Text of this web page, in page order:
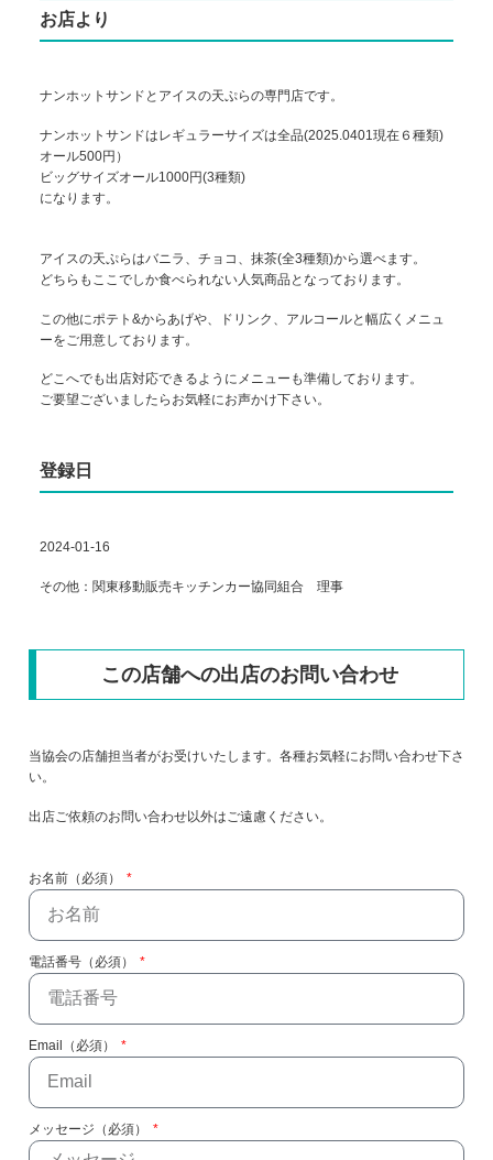
お店より
ナンホットサンドとアイスの天ぷらの専門店です。
ナンホットサンドはレギュラーサイズは全品(2025.0401現在６種類)
オール500円）
ビッグサイズオール1000円(3種類)
になります。
アイスの天ぷらはバニラ、チョコ、抹茶(全3種類)から選べます。
どちらもここでしか食べられない人気商品となっております。
この他にポテト&からあげや、ドリンク、アルコールと幅広くメニュ
ーをご用意しております。
どこへでも出店対応できるようにメニューも準備しております。
ご要望ございましたらお気軽にお声かけ下さい。
登録日
2024-01-16
その他：関東移動販売キッチンカー協同組合 理事
この店舗への出店のお問い合わせ
当協会の店舗担当者がお受けいたします。各種お気軽にお問い合わせ下さ
い。
出店ご依頼のお問い合わせ以外はご遠慮ください。
お名前（必須）
電話番号（必須）
Email（必須）
メッセージ（必須）